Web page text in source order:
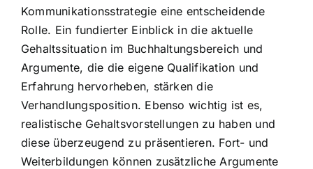
Kommunikationsstrategie eine entscheidende
Rolle. Ein fundierter Einblick in die aktuelle
Gehaltssituation im Buchhaltungsbereich und
Argumente, die die eigene Qualifikation und
Erfahrung hervorheben, stärken die
Verhandlungsposition. Ebenso wichtig ist es,
realistische Gehaltsvorstellungen zu haben und
diese überzeugend zu präsentieren. Fort- und
Weiterbildungen können zusätzliche Argumente